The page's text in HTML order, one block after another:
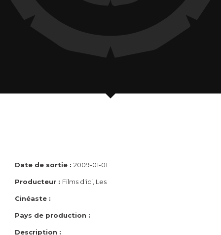
Date de sortie : 2009-01-01
Producteur : Films d'ici, Les
Cinéaste :
Pays de production :
Description :